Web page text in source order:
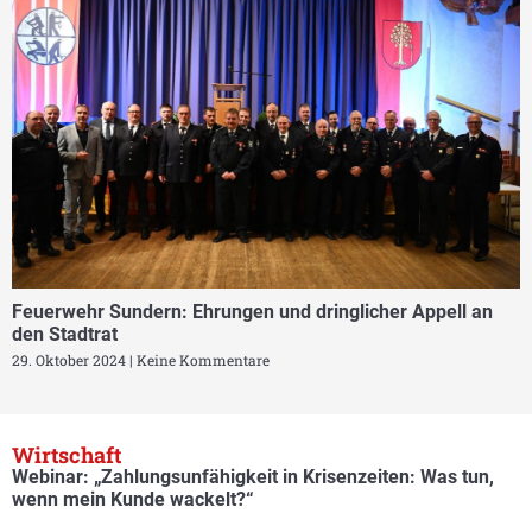
Feuerwehr Sundern: Ehrungen und dringlicher Appell an
den Stadtrat
29. Oktober 2024 Keine Kommentare
Wirtschaft
Webinar: „Zahlungsunfähigkeit in Krisenzeiten: Was tun,
wenn mein Kunde wackelt?“